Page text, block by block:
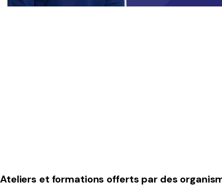
Ateliers et formations offerts par des